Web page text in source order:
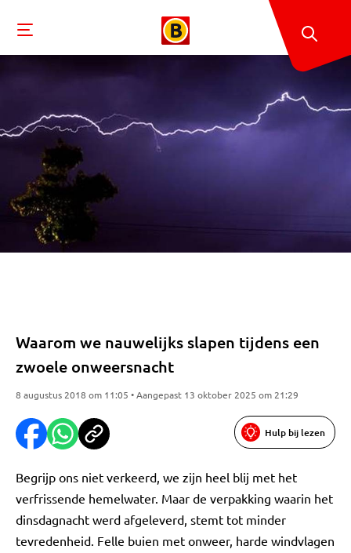
Waarom we nauwelijks slapen tijdens een
zwoele onweersnacht
8 augustus 2018 om 11:05 • Aangepast 13 oktober 2025 om 21:29
Hulp bij lezen
Begrijp ons niet verkeerd, we zijn heel blij met het
verfrissende hemelwater. Maar de verpakking waarin het
dinsdagnacht werd afgeleverd, stemt tot minder
tevredenheid. Felle buien met onweer, harde windvlagen